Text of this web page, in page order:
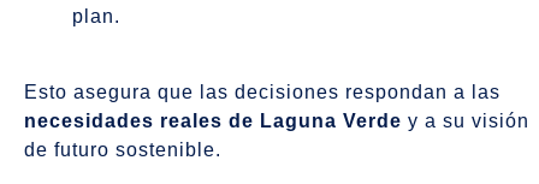
plan.
Esto asegura que las decisiones respondan a las
necesidades reales de Laguna Verde y a su visión
de futuro sostenible.